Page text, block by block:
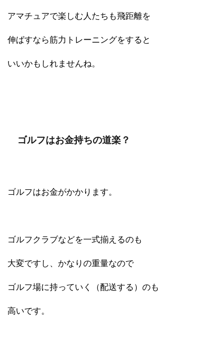
アマチュアで楽しむ人たちも飛距離を
伸ばすなら筋力トレーニングをすると
いいかもしれませんね。
ゴルフはお金持ちの道楽？
ゴルフはお金がかかります。
ゴルフクラブなどを一式揃えるのも
大変ですし、かなりの重量なので
ゴルフ場に持っていく（配送する）のも
高いです。